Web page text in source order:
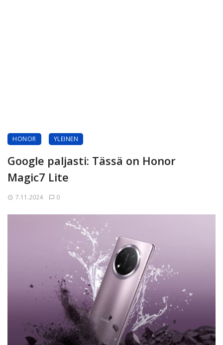
HONOR YLEINEN
Google paljasti: Tässä on Honor
Magic7 Lite
7.11.2024 0